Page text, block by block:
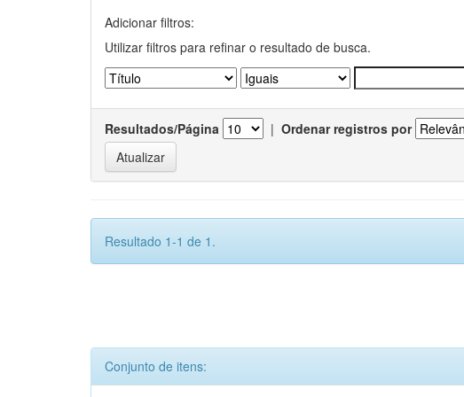
Adicionar filtros:
Utilizar filtros para refinar o resultado de busca.
Resultados/Página | Ordenar registros por
Resultado 1-1 de 1.
Conjunto de itens: